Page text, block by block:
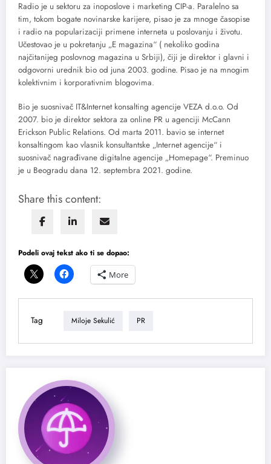
Radio je u sektoru za inoposlove i marketing CIP-a. Paralelno sa
tim, tokom bogate novinarske karijere, pisao je za mnoge časopise
i radio na popularizaciji primene interneta u poslovanju i životu.
Učestovao je u pokretanju „E magazina“ ( nekoliko godina
najčitanijeg poslovnog magazina u Srbiji), čiji je direktor i glavni i
odgovorni urednik bio od juna 2003. godine. Pisao je na mnogim
kolektivnim i korporativnim blogovima.
Bio je suosnivač IT&Internet konsalting agencije VEZA d.o.o. Od
2007. bio je direktor sektora za online PR u agenciji McCann
Erickson Public Relations. Od marta 2011. bavio se internet
konsaltingom kao vlasnik konsultantske „Internet agencije“ i
suosnivač nagrađivane digitalne agencije „Homepage“. Preminuo
je u Beogradu dana 12. septembra 2021. godine.
Share this content:
Podeli ovaj tekst ako ti se dopao:
More
Tag Miloje Sekulić PR